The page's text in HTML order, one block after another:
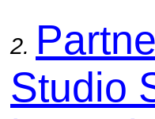
2.
Studio